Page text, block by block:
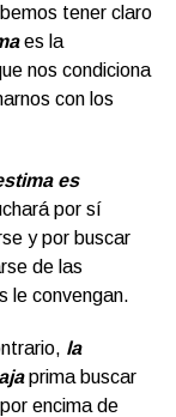
tener claro
es la
nos condiciona
con los
es
por sí
y por buscar
de las
le convengan.
la
prima buscar
encima de